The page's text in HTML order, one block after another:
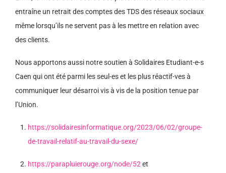
entraîne un retrait des comptes des TDS des réseaux sociaux
même lorsqu’ils ne servent pas à les mettre en relation avec
des clients.
Nous apportons aussi notre soutien à Solidaires Etudiant-e-s
Caen qui ont été parmi les seul-es et les plus réactif-ves à
communiquer leur désarroi vis à vis de la position tenue par
l’Union.
https://solidairesinformatique.org/2023/06/02/groupe-
de-travail-relatif-au-travail-du-sexe/
https://parapluierouge.org/node/52 et